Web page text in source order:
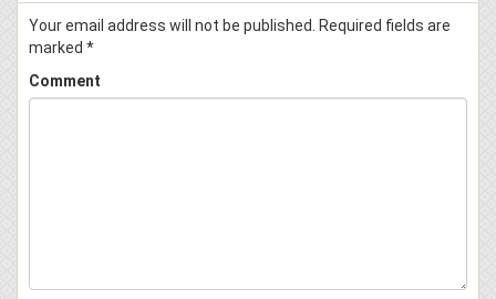
Your email address will not be published.
Required fields are
marked *
Comment